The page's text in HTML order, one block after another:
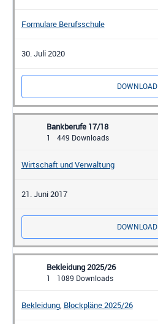
Formulare Berufsschule
30. Juli 2020
DOWNLOAD
Bankberufe 17/18
1 449 Downloads
Wirtschaft und Verwaltung
21. Juni 2017
DOWNLOAD
Bekleidung 2025/26
1 1089 Downloads
Bekleidung, Blockpläne 2025/26